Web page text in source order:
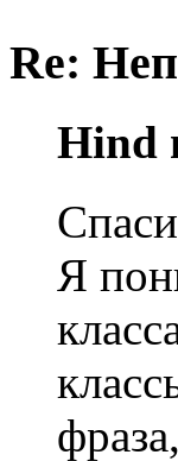
Re:
Hind
Я